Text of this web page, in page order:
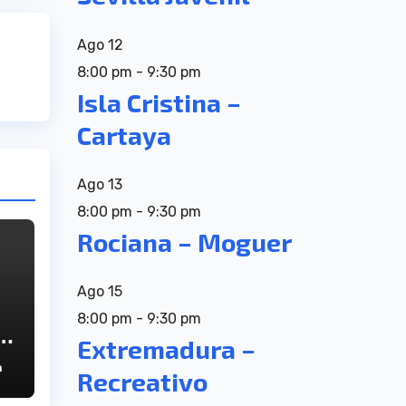
Ago 12
8:00 pm - 9:30 pm
Isla Cristina –
Cartaya
Ago 13
8:00 pm - 9:30 pm
Rociana – Moguer
Ago 15
8:00 pm - 9:30 pm
Extremadura –
Recreativo